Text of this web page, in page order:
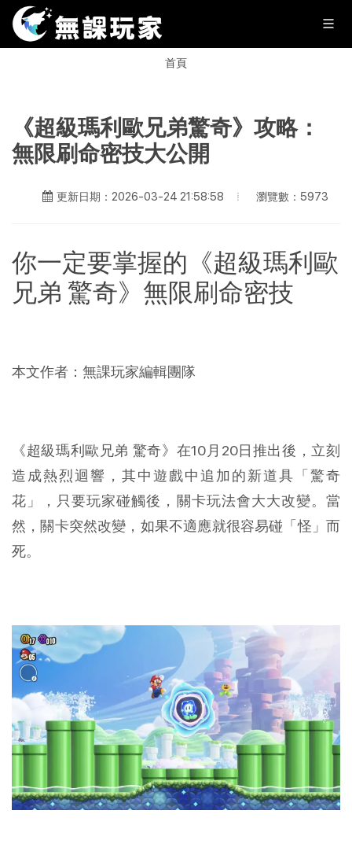
首頁
《超級瑪利歐兄弟驚奇》攻略：
無限刷命密技大公開
更新日期：2026-03-24 21:58:58 瀏覽數：5973
你一定要掌握的《超級瑪利歐
兄弟 驚奇》無限刷命密技
本文作者：無課玩家編輯團隊
《超級瑪利歐兄弟 驚奇》在10月20日推出後，立刻
造成熱烈迴響，其中遊戲中追加的新道具「驚奇
花」，只要玩家碰觸後，關卡玩法會大大改變。當
然，關卡突然改變，如果不適應就很容易碰「怪」而
死。